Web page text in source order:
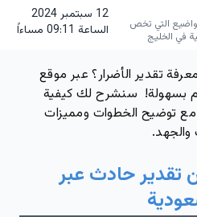
التي تخص
في الخليج
12 سبتمبر 2024
الساعة 09:11 مساءاً
تقدير الأضرار؟ عبر موقع
بسهولة! سنشرح لك كيفية
مع توضيح الخطوات ومميزات
والجهد.
تقدير حادث عبر